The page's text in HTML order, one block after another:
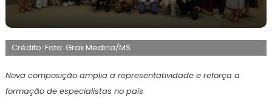
maio
2026
Crédito: Foto: Grax Medina/MS
Nova composição amplia a representatividade e reforça a
formação de especialistas no país